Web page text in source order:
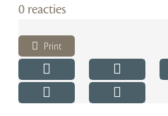
0 reacties
Print